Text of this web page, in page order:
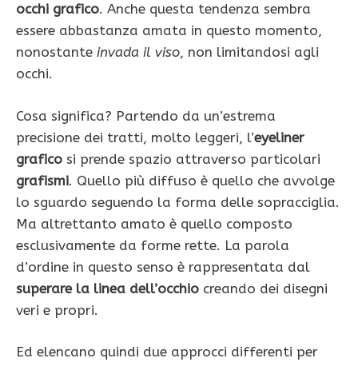
occhi grafico. Anche questa tendenza sembra
essere abbastanza amata in questo momento,
nonostante invada il viso, non limitandosi agli
occhi.
Cosa significa? Partendo da un’estrema
precisione dei tratti, molto leggeri, l’eyeliner
grafico si prende spazio attraverso particolari
grafismi. Quello più diffuso è quello che avvolge
lo sguardo seguendo la forma delle sopracciglia.
Ma altrettanto amato è quello composto
esclusivamente da forme rette. La parola
d’ordine in questo senso è rappresentata dal
superare la linea dell’occhio creando dei disegni
veri e propri.
Ed elencano quindi due approcci differenti per